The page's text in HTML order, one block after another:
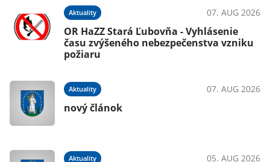
Aktuality 07. AUG 2026
OR HaZZ Stará Ľubovňa - Vyhlásenie
času zvýšeného nebezpečenstva vzniku
požiaru
Aktuality 07. AUG 2026
nový článok
Aktuality 05. AUG 2026